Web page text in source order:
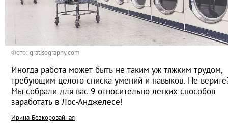
Фото: gratisography.com
Иногда работа может быть не таким уж тяжким трудом,
требующим целого списка умений и навыков. Не
Мы собрали для вас 9 относительно легких способов
заработать в Лос-Анджелесе!
Ирина Безкоровайная